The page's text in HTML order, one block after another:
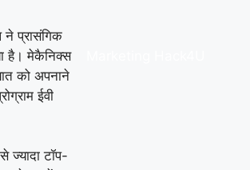
प्रासंगिक
है। मेकैनिक्‍स
को अपनाने
ईवी
ज्‍यादा टॉप-